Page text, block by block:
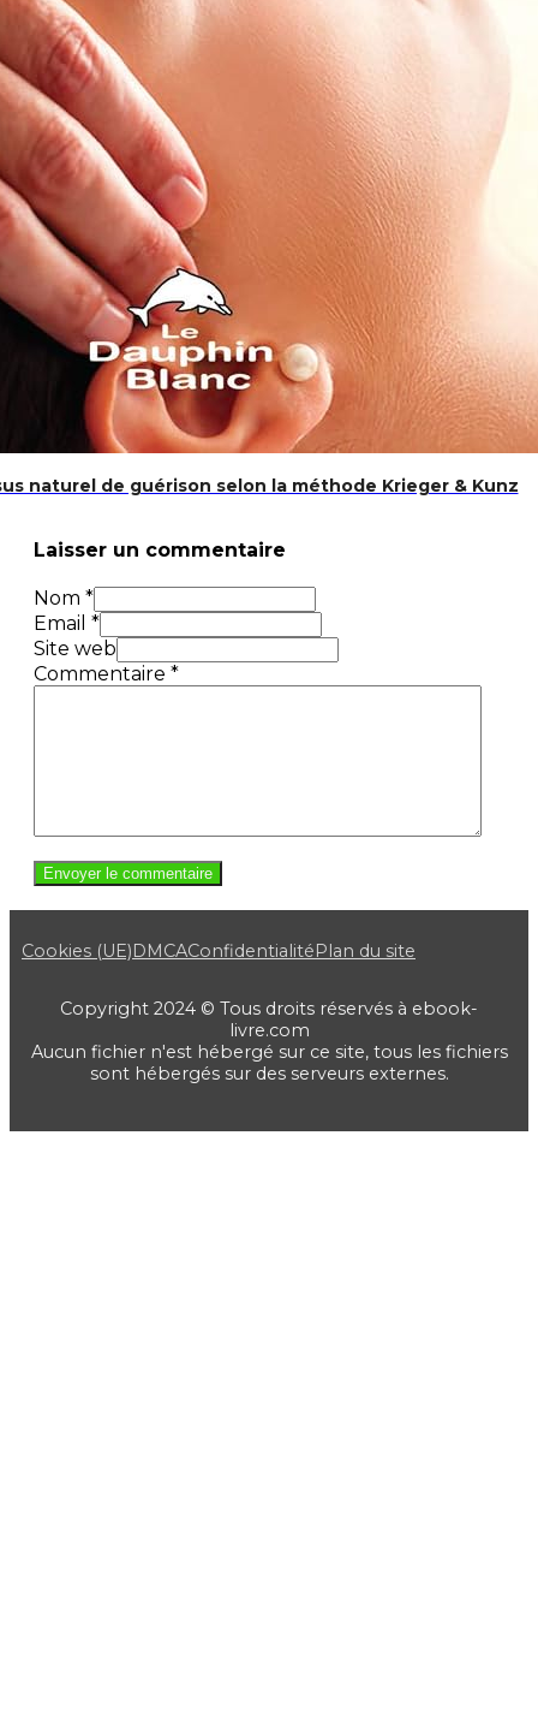
naturel de guérison selon la méthode Krieger & Kunz
Laisser un commentaire
Nom *
Email *
Site web
Commentaire *
Cookies (UE)DMCAConfidentialitéPlan du site
Copyright 2024 © Tous droits réservés à ebook-
livre.com
Aucun fichier n'est hébergé sur ce site, tous les fichiers
sont hébergés sur des serveurs externes.